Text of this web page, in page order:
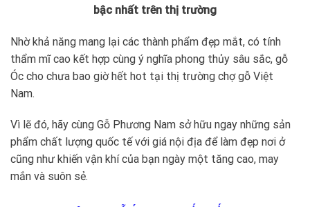
bậc nhất trên thị trường
Nhờ khả năng mang lại các thành phẩm đẹp mắt, có tính
thẩm mĩ cao kết hợp cùng ý nghĩa phong thủy sâu sắc, gỗ
Óc cho chưa bao giờ hết hot tại thị trường chợ gỗ Việt
Nam.
Vì lẽ đó, hãy cùng Gỗ Phương Nam sở hữu ngay những sản
phẩm chất lượng quốc tế với giá nội địa để làm đẹp nơi ở
cũng như khiến vận khí của bạn ngày một tăng cao, may
mắn và suôn sẻ.